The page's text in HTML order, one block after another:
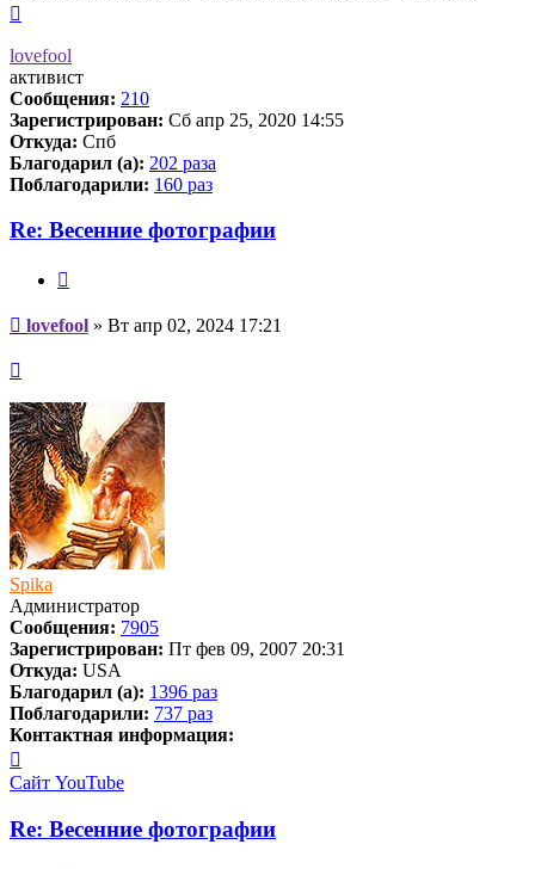
началу
lovefool
активист
Сообщения: 210
Зарегистрирован: Сб апр 25, 2020 14:55
Откуда: Спб
Благодарил (а): 202 раза
Поблагодарили: 160 раз
Re: Весенние фотографии
Сообщение
lovefool » Вт апр 02, 2024 17:21
началу
Spika
Администратор
Сообщения: 7905
Зарегистрирован: Пт фев 09, 2007 20:31
Откуда: USA
Благодарил (а): 1396 раз
Поблагодарили: 737 раз
Контактная информация:
информация
пользователя
Spika
Сайт YouTube
Re: Весенние фотографии